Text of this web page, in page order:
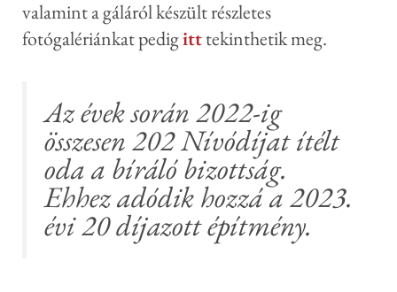
valamint a gáláról készült részletes
fotógalériánkat pedigitttekinthetik meg.
Az évek során 2022-ig
összesen 202 Nívódíjat ítélt
oda a bíráló bizottság.
Ehhez adódik hozzá a 2023.
évi 20 díjazott építmény.